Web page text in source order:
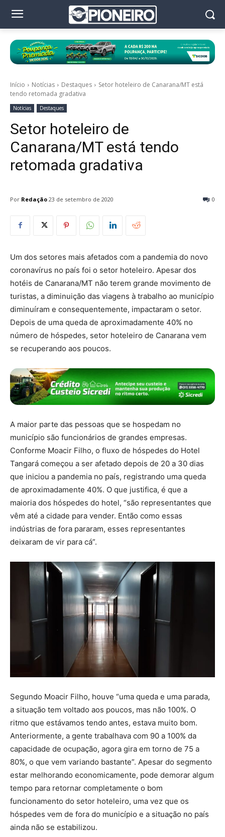
Início Notícias Destaques
Setor hoteleiro de Canarana/MT está
tendo retomada gradativa
Notícias Destaques
Setor hoteleiro de
Canarana/MT está tendo
retomada gradativa
Por Redação 0
23 de setembro de 2020
Um dos setores mais afetados com a pandemia do novo
coronavírus no país foi o setor hoteleiro. Apesar dos
hotéis de Canarana/MT não terem grande movimento de
turistas, a diminuição das viagens à trabalho ao município
diminuíram e consequentemente, impactaram o setor.
Depois de uma queda de aproximadamente 40% no
número de hóspedes, setor hoteleiro de Canarana vem
se recuperando aos poucos.
A maior parte das pessoas que se hospedam no
município são funcionários de grandes empresas.
Conforme Moacir Filho, o fluxo de hóspedes do Hotel
Tangará começou a ser afetado depois de 20 a 30 dias
que iniciou a pandemia no país, registrando uma queda
de aproximadamente 40%. O que justifica, é que a
maioria dos hóspedes do hotel, “são representantes que
vêm até a cidade para vender. Então como essas
indústrias de fora pararam, esses representantes
deixaram de vir para cá”.
Segundo Moacir Filho, houve “uma queda e uma parada,
a situação tem voltado aos poucos, mas não 100%. O
ritmo que estávamos tendo antes, estava muito bom.
Anteriormente, a gente trabalhava com 90 a 100% da
capacidade de ocupação, agora gira em torno de 75 a
80%, o que vem variando bastante”. Apesar do segmento
estar melhorando economicamente, pode demorar algum
tempo para retornar completamente o bom
funcionamento do setor hoteleiro, uma vez que os
hóspedes vem de fora do município e a situação no país
ainda não se estabilizou.